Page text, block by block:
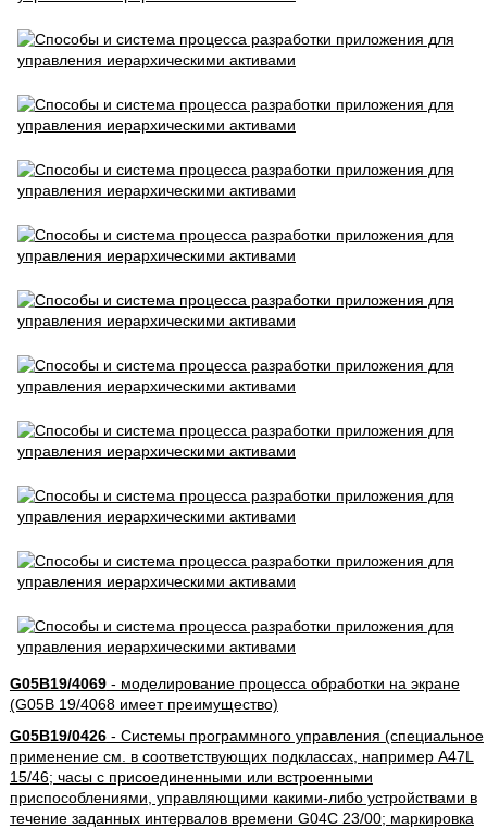
G05B19/4069- моделирование процесса обработки на экране
(G05B 19/4068 имеет преимущество)
G05B19/0426- Системы программного управления (специальное
применение см. в соответствующих подклассах, например A47L
15/46; часы с присоединенными или встроенными
приспособлениями, управляющими какими-либо устройствами в
течение заданных интервалов времени G04C 23/00; маркировка